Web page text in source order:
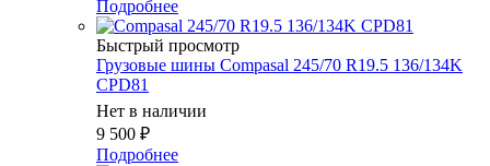
Подробнее
Быстрый просмотр
Грузовые шины Compasal 245/70 R19.5 136/134K
CPD81
Нет в наличии
9 500 ₽
Подробнее